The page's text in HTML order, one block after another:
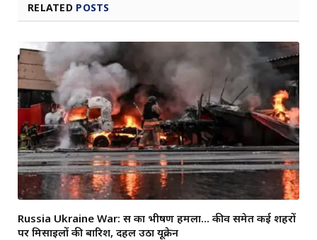
RELATED POSTS
Russia Ukraine War: रूस का भीषण हमला… कीव समेत कई शहरों
पर मिसाइलों की बारिश, दहल उठा यूक्रेन